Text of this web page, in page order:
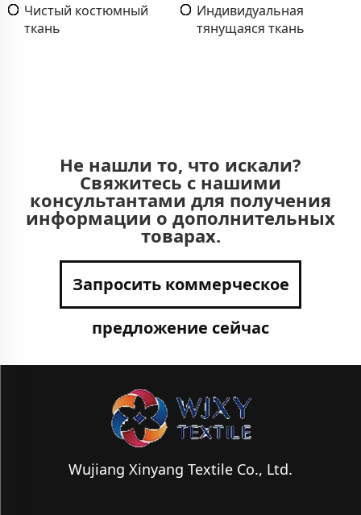
Чистый костюмный
ткань
Индивидуальная
тянущаяся ткань
Не нашли то, что искали?
Свяжитесь с нашими
консультантами для получения
информации о дополнительных
товарах.
Запросить коммерческое
предложение сейчас
Wujiang Xinyang Textile Co., Ltd.